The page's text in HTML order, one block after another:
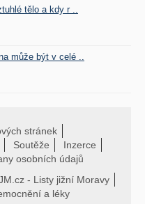
tělo a kdy r ..
může být v celé ..
stránek
Soutěže
Inzerce
osobních údajů
- Listy jižní Moravy
a léky